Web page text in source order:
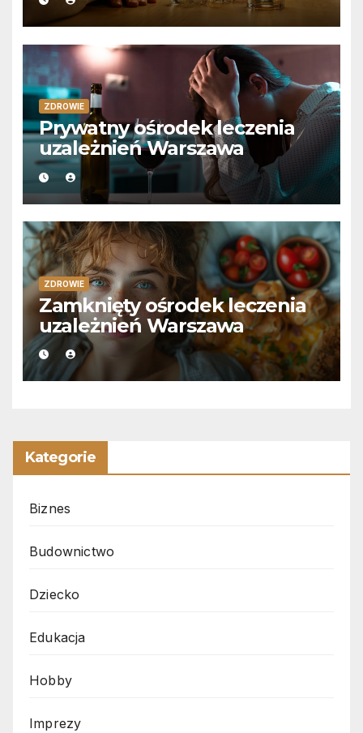
ZDROWIE
Prywatny ośrodek leczenia
uzależnień Warszawa
ZDROWIE
Zamknięty ośrodek leczenia
uzależnień Warszawa
Kategorie
Biznes
Budownictwo
Dziecko
Edukacja
Hobby
Imprezy